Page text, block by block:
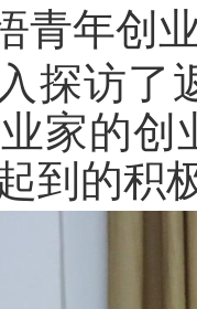
青年创
探访了
家的
到的积